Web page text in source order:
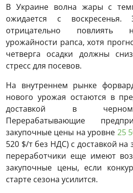
В Украине волна жары с
ожидается с
отрицательно повлиять
урожайности рапса, хотя
четверга осадки должны
стресс для посевов.
На внутреннем рынке
нового урожая остаются в
доставкой в
Перерабатывающие
закупочные цены на уровне 25
520 $/т без НДС) с доставкой на
переработчики еще имеют
закупочные цены, если
старте сезона усилится.